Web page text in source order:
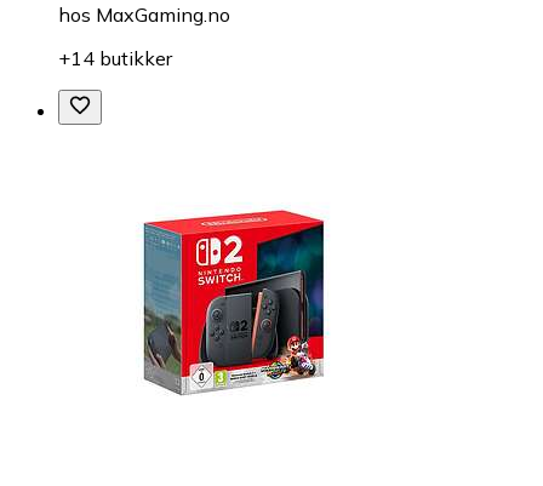
hos MaxGaming.no
+14 butikker